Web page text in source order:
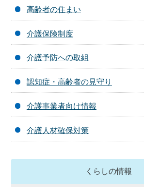
高齢者の住まい
介護保険制度
介護予防への取組
認知症・高齢者の見守り
介護事業者向け情報
介護人材確保対策
くらしの情報